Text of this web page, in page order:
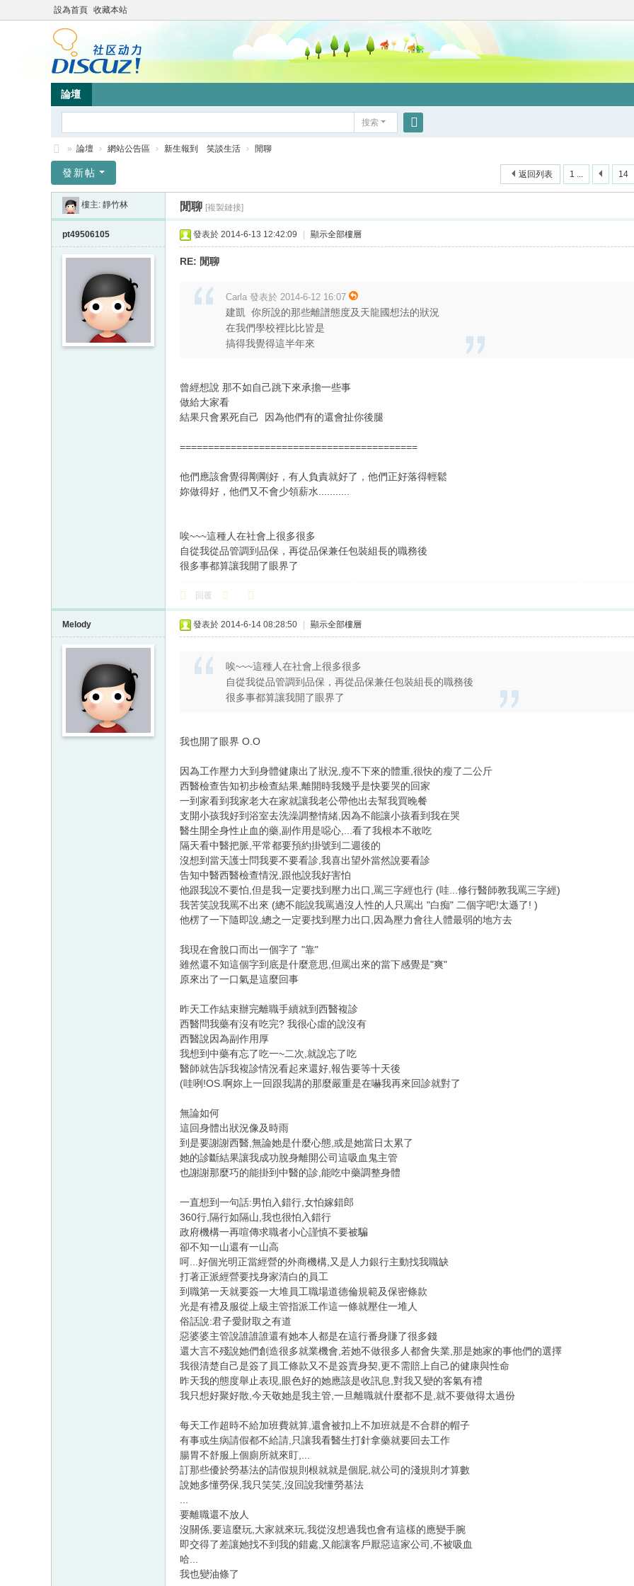
設為首頁 收藏本站
論壇
搜索
竹
» 論壇 › 網站公告區 › 新生報到 笑談生活 › 閒聊
1 ... 14
返回列表
發新帖
樓主: 靜竹林 閒聊 [複製鏈接]
pt49506105 發表於 2014-6-13 12:42:09 顯示全部樓層
RE: 閒聊
Carla 發表於 2014-6-12 16:07
建凱 你所說的那些離譜態度及天龍國想法的狀況
在我們學校裡比比皆是
搞得我覺得這半年來
曾經想說 那不如自己跳下來承擔一些事
做給大家看
結果只會累死自己 因為他們有的還會扯你後腿
==========================================
他們應該會覺得剛剛好，有人負責就好了，他們正好落得輕鬆
妳做得好，他們又不會少領薪水...........
唉~~~這種人在社會上很多很多
自從我從品管調到品保，再從品保兼任包裝組長的職務後
很多事都算讓我開了眼界了
回覆
Melody 發表於 2014-6-14 08:28:50 顯示全部樓層
唉~~~這種人在社會上很多很多
自從我從品管調到品保，再從品保兼任包裝組長的職務後
很多事都算讓我開了眼界了
我也開了眼界 O.O
因為工作壓力大到身體健康出了狀況,瘦不下來的體重,很快的瘦了二公斤
西醫檢查告知初步檢查結果,離開時我幾乎是快要哭的回家
一到家看到我家老大在家就讓我老公帶他出去幫我買晚餐
支開小孩我好到浴室去洗澡調整情緒,因為不能讓小孩看到我在哭
醫生開全身性止血的藥,副作用是噁心,...看了我根本不敢吃
隔天看中醫把脈,平常都要預約掛號到二週後的
沒想到當天護士問我要不要看診,我喜出望外當然說要看診
告知中醫西醫檢查情況,跟他說我好害怕
他跟我說不要怕,但是我一定要找到壓力出口,罵三字經也行 (哇...修行醫師教我罵三字經)
我苦笑說我罵不出來 (總不能說我罵過沒人性的人只罵出 "白痴" 二個字吧!太遜了! )
他楞了一下隨即說,總之一定要找到壓力出口,因為壓力會往人體最弱的地方去
我現在會脫口而出一個字了 "靠"
雖然還不知這個字到底是什麼意思,但罵出來的當下感覺是"爽"
原來出了一口氣是這麼回事
昨天工作結束辦完離職手續就到西醫複診
西醫問我藥有沒有吃完? 我很心虛的說沒有
西醫說因為副作用厚
我想到中藥有忘了吃一~二次,就說忘了吃
醫師就告訴我複診情況看起來還好,報告要等十天後
(哇咧!OS.啊妳上一回跟我講的那麼嚴重是在嚇我再來回診就對了
無論如何
這回身體出狀況像及時雨
到是要謝謝西醫,無論她是什麼心態,或是她當日太累了
她的診斷結果讓我成功脫身離開公司這吸血鬼主管
也謝謝那麼巧的能掛到中醫的診,能吃中藥調整身體
一直想到一句話:男怕入錯行,女怕嫁錯郎
360行,隔行如隔山,我也很怕入錯行
政府機構一再喧傳求職者小心謹慎不要被騙
卻不知一山還有一山高
呵...好個光明正當經營的外商機構,又是人力銀行主動找我職缺
打著正派經營要找身家清白的員工
到職第一天就要簽一大堆員工職場道德倫規範及保密條款
光是有禮及服從上級主管指派工作這一條就壓住一堆人
俗話說:君子愛財取之有道
惡婆婆主管說誰誰誰還有她本人都是在這行番身賺了很多錢
還大言不殘說她們創造很多就業機會,若她不做很多人都會失業,那是她家的事他們的選擇
我很清楚自己是簽了員工條款又不是簽賣身契,更不需賠上自己的健康與性命
昨天我的態度舉止表現,眼色好的她應該是收訊息,對我又變的客氣有禮
我只想好聚好散,今天敬她是我主管,一旦離職就什麼都不是,就不要做得太過份
每天工作超時不給加班費就算,還會被扣上不加班就是不合群的帽子
有事或生病請假都不給請,只讓我看醫生打針拿藥就要回去工作
腸胃不舒服上個廁所就來盯,...
訂那些優於勞基法的請假規則根就就是個屁,就公司的淺規則才算數
說她多懂勞保,我只笑笑,沒回說我懂勞基法
要離職還不放人
沒關係,要這麼玩,大家就來玩,我從沒想過我也會有這樣的應變手腕
即交得了差讓她找不到我的錯處,又能讓客戶厭惡這家公司,不被吸血
哈...
我也變油條了